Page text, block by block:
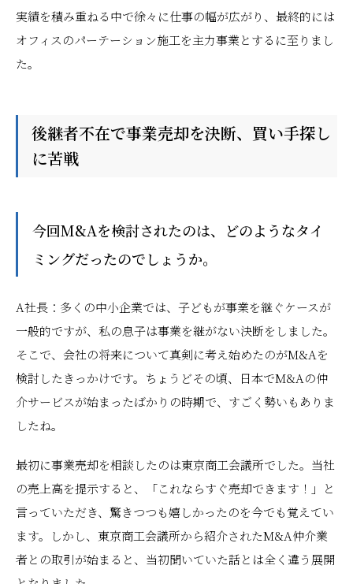
実績を積み重ねる中で徐々に仕事の幅が広がり、最終的には
オフィスのパーテーション施工を主力事業とするに至りまし
た。
後継者不在で事業売却を決断、買い手探し
に苦戦
――今回M&Aを検討されたのは、どのようなタイ
ミングだったのでしょうか。
A社長：多くの中小企業では、子どもが事業を継ぐケースが
一般的ですが、私の息子は事業を継がない決断をしました。
そこで、会社の将来について真剣に考え始めたのがM&Aを
検討したきっかけです。ちょうどその頃、日本でM&Aの仲
介サービスが始まったばかりの時期で、すごく勢いもありま
したね。
最初に事業売却を相談したのは東京商工会議所でした。当社
の売上高を提示すると、「これならすぐ売却できます！」と
言っていただき、驚きつつも嬉しかったのを今でも覚えてい
ます。しかし、東京商工会議所から紹介されたM&A仲介業
者との取引が始まると、当初聞いていた話とは全く違う展開